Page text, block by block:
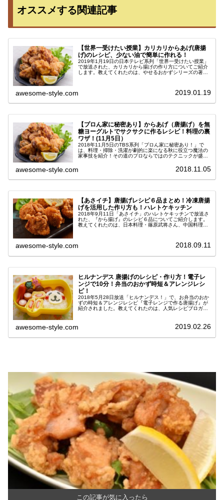
オススメする関連記事
【世界一受けたい授業】カリカリからあげ(唐揚
げ)のレシピ、少ない油で簡単に作れる！
2019年1月19日の日本テレビ系列「世界一受けたい授業」
で放送された、カリカリから揚げの作り方についてご紹介
します。教えてくれたのは、やせるおかずシリーズの著
awesome-style.com 2019.01.19
【プロん家に秘密あり】からあげ（唐揚げ）を無
糖ヨーグルトでサクサクに作るレシピ！料理の裏
ワザ！(11月5日）
2018年11月5日のTBS系列「プロん家に秘密あり！」で
は、料理・掃除・洗濯が劇的に楽になる秋に役立つ魔法の
家事技を紹介！その道のプロならではのテクニックが盛り
awesome-style.com 2018.11.05
【あさイチ】唐揚げレシピ６品まとめ！冷凍唐揚
げを活用した作り方も！ハレトケキッチン
2018年9月11日「あさイチ」のハレトケキッチンで放送さ
れた、『から揚げ』のレシピ６品についてご紹介します。
教えてくれたのは、日本料理・篠原武将さん、中国料理・
awesome-style.com 2018.09.11
ヒルナンデス 唐揚げのレシピ・作り方！電子レ
ンジで10分！弁当のおかず時短＆アレンジレシ
ピ！
2018年5月28日放送「ヒルナンデス！」で、お弁当のおか
ずの時短＆アレンジレシピ『電子レンジで作る唐揚げ』が
紹介されました。教えてくれたのは、人気レシピブロガー
awesome-style.com 2019.02.26
この記事が気に入ったら